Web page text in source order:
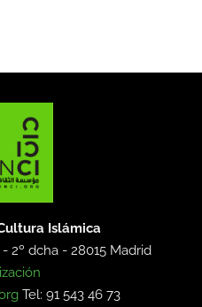
Islámica
- 2º dcha -28015 Madrid
Tel: 91 543 46 73